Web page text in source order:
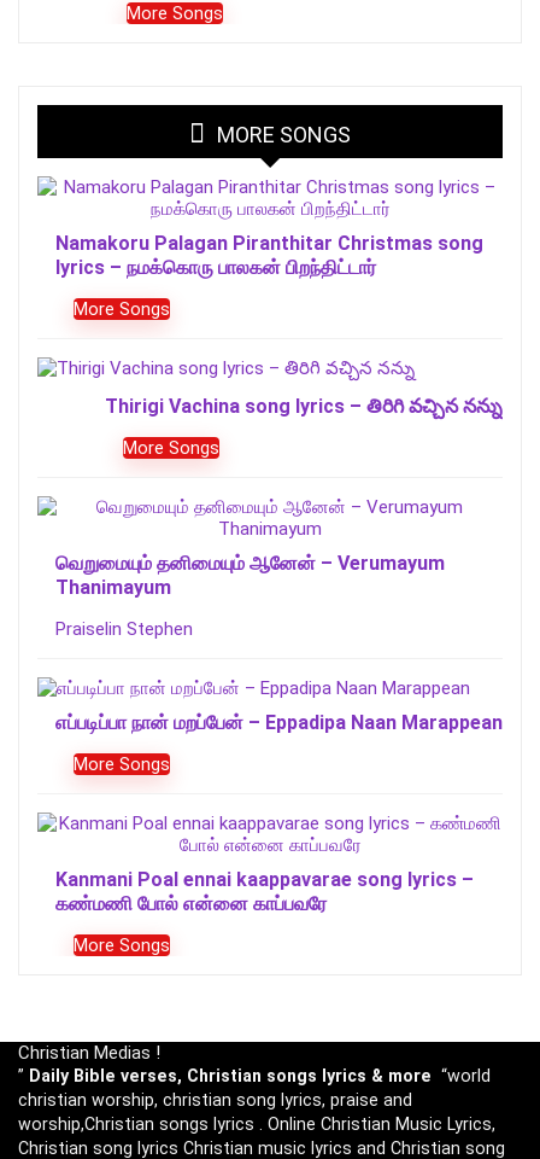
More Songs
MORE SONGS
Namakoru Palagan Piranthitar Christmas song
lyrics – நமக்கொரு பாலகன் பிறந்திட்டார்
More Songs
Thirigi Vachina song lyrics – తిరిగి వచ్చిన నన్ను
More Songs
வெறுமையும் தனிமையும் ஆனேன் – Verumayum
Thanimayum
Praiselin Stephen
எப்படிப்பா நான் மறப்பேன் – Eppadipa Naan Marappean
More Songs
Kanmani Poal ennai kaappavarae song lyrics –
கண்மணி போல் என்னை காப்பவரே
More Songs
Christian Medias !
” Daily Bible verses, Christian songs lyrics & more “world
christian worship, christian song lyrics, praise and
worship,Christian songs lyrics . Online Christian Music Lyrics,
Christian song lyrics Christian music lyrics and Christian song